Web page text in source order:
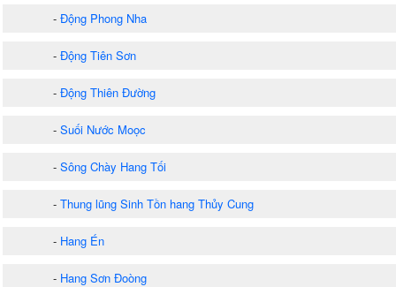
- Động Phong Nha
- Động Tiên Sơn
- Động Thiên Đường
- Suối Nước Moọc
- Sông Chày Hang Tối
- Thung lũng Sinh Tồn hang Thủy Cung
- Hang Én
- Hang Sơn Đoòng